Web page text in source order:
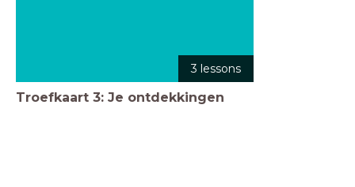
3 lessons
Troefkaart 3: Je ontdekkingen